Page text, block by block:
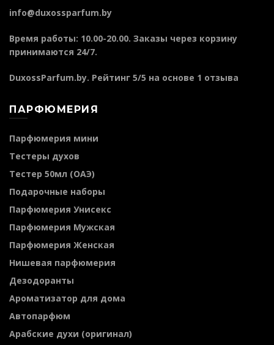
info@duxossparfum.by
Время работы: 10.00-20.00. Заказы через корзину
принимаются 24/7.
DuxossParfum.by. Рейтинг 5/5 на основе 1 отзыва
ПАРФЮМЕРИЯ
Парфюмерия мини
Тестеры духов
Тестер 50мл (ОАЭ)
Подарочные наборы
Парфюмерия Унисекс
Парфюмерия Мужская
Парфюмерия Женская
Нишевая парфюмерия
Дезодоранты
Ароматизатор для дома
Автопарфюм
Арабские духи (оригинал)